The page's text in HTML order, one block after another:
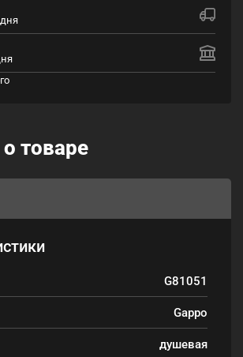
товаре
G81051
Gappo
душевая